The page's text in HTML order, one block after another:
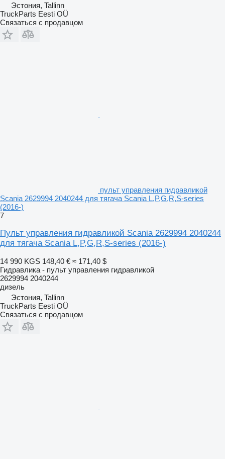
Эстония, Tallinn
TruckParts Eesti OÜ
Связаться с продавцом
пульт управления гидравликой
Scania 2629994 2040244 для тягача Scania L,P,G,R,S-series
(2016-)
7
Пульт управления гидравликой Scania 2629994 2040244
для тягача Scania L,P,G,R,S-series (2016-)
14 990 KGS 148,40 € ≈ 171,40 $
Гидравлика - пульт управления гидравликой
2629994 2040244
дизель
Эстония, Tallinn
TruckParts Eesti OÜ
Связаться с продавцом